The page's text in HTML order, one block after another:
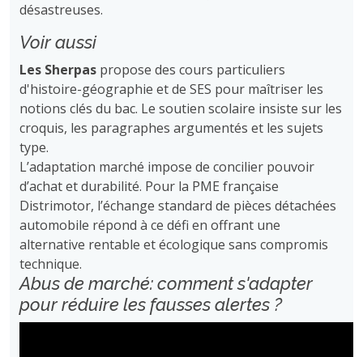
désastreuses.
Voir aussi
Les Sherpas propose des cours particuliers
d'histoire-géographie et de SES pour maîtriser les
notions clés du bac. Le soutien scolaire insiste sur les
croquis, les paragraphes argumentés et les sujets
type.
L’adaptation marché impose de concilier pouvoir
d’achat et durabilité. Pour la PME française
Distrimotor, l’échange standard de pièces détachées
automobile répond à ce défi en offrant une
alternative rentable et écologique sans compromis
technique.
Abus de marché: comment s'adapter
pour réduire les fausses alertes ?